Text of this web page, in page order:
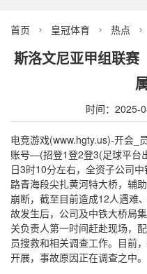
首页  皇冠体育  热点 
斯洛文尼亚甲组联
时间：2025-
电竞游戏(www.hgty.us)-开会_
账号—(招登1登2登3(足球平台
日3时10分左右，全资子公司
路青海段尖扎黄河特大桥，辅
崩断，截至目前造成12人遇难
故发生后，公司及中铁大桥局
关负责人第一时间赶赴现场，
员搜救和相关调查工作。目前
开展，事故原因正在调查之中。